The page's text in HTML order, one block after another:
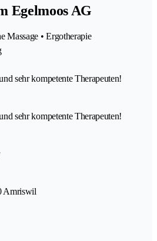
Egelmoos AG
Massage • Ergotherapie
sehr kompetente Therapeuten!
sehr kompetente Therapeuten!
Amriswil